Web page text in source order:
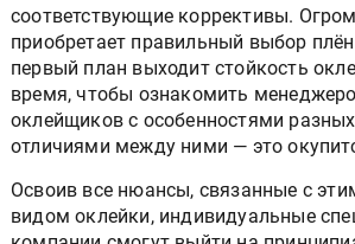
соответствующие коррективы.
приобретает правильный выбор
первый план выходит стойкость
время, чтобы ознакомить
оклейщиков с особенностями
отличиями между ними — это
Освоив все нюансы, связанные с
видом оклейки, индивидуальные